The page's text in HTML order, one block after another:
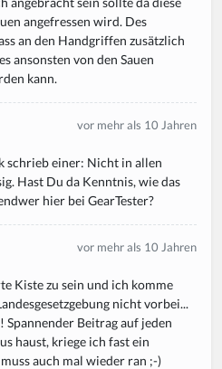
angefressen wird. Des
an den Handgriffen zusätzlich
ansonsten von den Sauen
kann.
vor mehr als 10 Jahren
schrieb einer: Nicht in allen
Hast Du da Kenntnis, wie das
hier bei GearTester?
vor mehr als 10 Jahren
Kiste zu sein und ich komme
nicht vorbei...
Beitrag auf jeden
haust, kriege ich fast ein
auch mal wieder ran ;-)